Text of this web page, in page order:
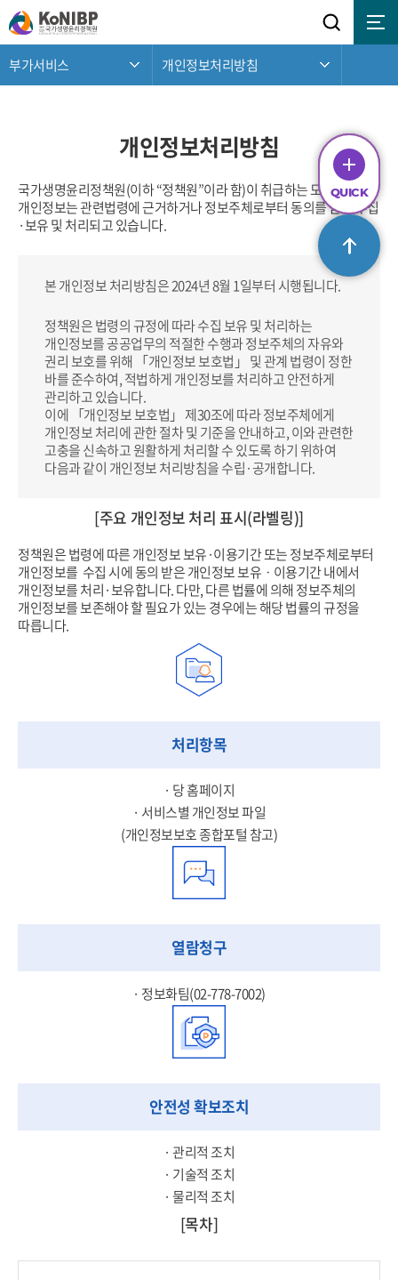
부가서비스 개인정보처리방침
개인정보처리방침
국가생명윤리정책원(이하 “정책원”이라 함)이 취급하는 모든
개인정보는 관련법령에 근거하거나 정보주체로부터 동의를 받고 수집
·보유 및 처리되고 있습니다.
본 개인정보 처리방침은 2024년 8월 1일부터 시행됩니다.
정책원은 법령의 규정에 따라 수집 보유 및 처리하는
개인정보를 공공업무의 적절한 수행과 정보주체의 자유와
권리 보호를 위해 「개인정보 보호법」 및 관계 법령이 정한
바를 준수하여, 적법하게 개인정보를 처리하고 안전하게
관리하고 있습니다.
이에 「개인정보 보호법」 제30조에 따라 정보주체에게
개인정보 처리에 관한 절차 및 기준을 안내하고, 이와 관련한
고충을 신속하고원활하게 처리할 수 있도록 하기 위하여
다음과 같이 개인정보 처리방침을 수립·공개합니다.
[주요 개인정보 처리 표시(라벨링)]
정책원은 법령에 따른 개인정보 보유·이용기간 또는 정보주체로부터
개인정보를 수집 시에 동의 받은 개인정보 보유ㆍ이용기간 내에서
개인정보를 처리·보유합니다. 다만, 다른 법률에 의해 정보주체의
개인정보를 보존해야 할 필요가 있는 경우에는 해당 법률의 규정을
따릅니다.
처리항목
· 당 홈페이지
· 서비스별 개인정보 파일
(개인정보보호 종합포털 참고)
열람청구
· 정보화팀(02-778-7002)
안전성 확보조치
· 관리적 조치
· 기술적 조치
· 물리적 조치
[목차]
QUICK
QUICK
MENU
공지사항
채용공고
조직구성